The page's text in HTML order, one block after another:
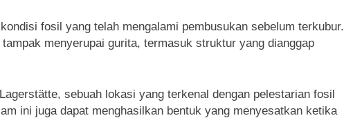
fosil yang telah mengalami pembusukan sebelum terkubur.
menyerupai gurita, termasuk struktur yang dianggap
sebuah lokasi yang terkenal dengan pelestarian fosil
ini juga dapat menghasilkan bentuk yang menyesatkan ketika